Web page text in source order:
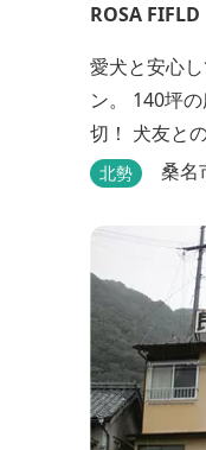
ROSA FIFLD
愛犬と安心
ン。 140坪
切！ 犬友と
手ぶらBBQ
選びいただ
ドックラン
んの汚れを
北勢 桑名